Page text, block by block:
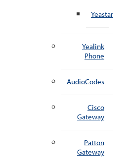
Yeastar
Yealink
Phone
AudioCodes
Cisco
Gateway
Patton
Gateway